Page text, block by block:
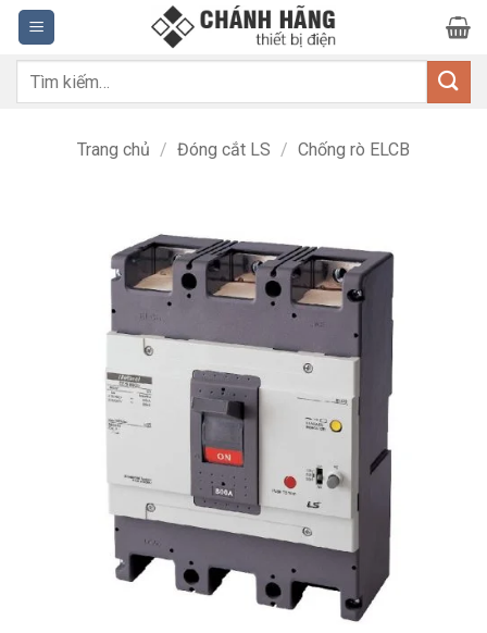
Bỏ
qua
nội
dung
Tìm
Trang chủ / Đóng cắt LS / Chống rò ELCB